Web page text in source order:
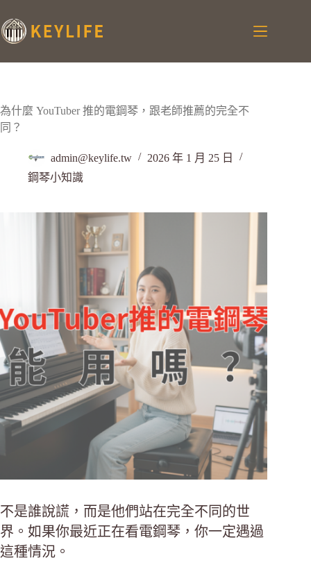
為什麼 YouTuber 推的電鋼琴，跟老師推薦的完全不
同？
admin@keylife.tw
2026 年 1 月 25 日
鋼琴小知識
不是誰說謊，而是他們站在完全不同的世
界。如果你最近正在看電鋼琴，你一定遇過
這種情況。